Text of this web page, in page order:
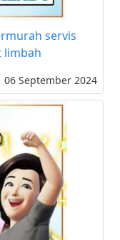
servis
limbah
06 September 2024